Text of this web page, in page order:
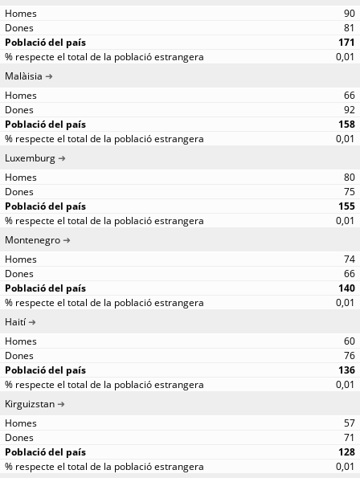
90
81
171
0,01
Malàisia
66
92
158
0,01
Luxemburg
80
75
155
0,01
Montenegro
74
66
140
0,01
Haití
60
76
136
0,01
Kirguizstan
57
71
128
0,01